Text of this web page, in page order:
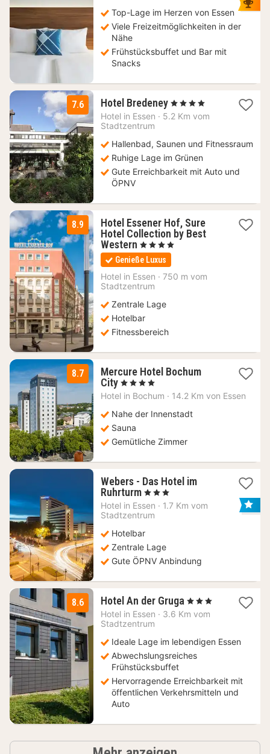
€
Top-Lage im Herzen von Essen
Viele Freizeitmöglichkeiten in der
Nähe
Frühstücksbuffet und Bar mit
Snacks
7.6 Hotel Bredeney 3
Nächte
€
, 4 Sterne
Hotel in Essen · 5.2 Km vom
Stadtzentrum
Hallenbad, Saunen und Fitnessraum
Ruhige Lage im Grünen
Gute Erreichbarkeit mit Auto und
ÖPNV
8.9
Hotel Essener Hof, Sure
Hotel Collection by Best
Western 2
Nächte
ab
67,20
€
, 4 Sterne
Genieße Luxus
Hotel in Essen · 750 m vom
Stadtzentrum
Zentrale Lage
Hotelbar
Fitnessbereich
8.7
Mercure Hotel Bochum
City 1
Nacht
89
€
, 4 Sterne
Hotel in Bochum · 14.2 Km von Essen
Nahe der Innenstadt
Sauna
Gemütliche Zimmer
Webers - Das Hotel im
Ruhrturm 1
Nacht
ab
€
, 3 Sterne
Hotel in Essen · 1.7 Km vom
Stadtzentrum
Hotelbar
Zentrale Lage
Gute ÖPNV Anbindung
8.6 Hotel An der Gruga 3
Nächte
€
, 3 Sterne
Hotel in Essen · 3.6 Km vom
Stadtzentrum
Ideale Lage im lebendigen Essen
Abwechslungsreiches
Frühstücksbuffet
Hervorragende Erreichbarkeit mit
öffentlichen Verkehrsmitteln und
Auto